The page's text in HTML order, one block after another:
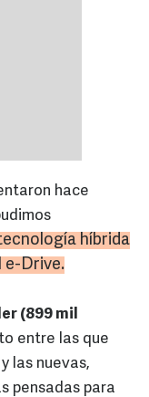
hace
híbrida
e-Drive.
(899 mil
entre las que
las nuevas,
pensadas para